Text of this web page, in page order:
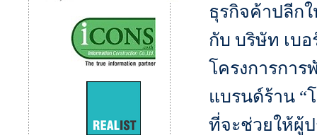
ธุรกิจค้าปลีก
กับ บริษัท เบอ
โครงการกา
แบรนด์ร้าน “
ที่จะช่วยให้ผู้